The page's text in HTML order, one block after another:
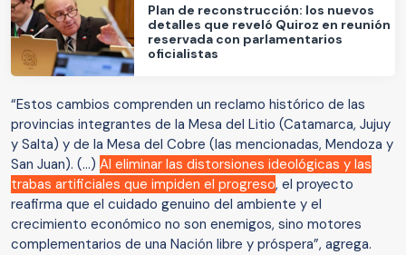
Plan de reconstrucción: los nuevos
detalles que reveló Quiroz en reunión
reservada con parlamentarios
oficialistas
“Estos cambios comprenden un reclamo histórico de las
provincias integrantes de la Mesa del Litio (Catamarca, Jujuy
y Salta) y de la Mesa del Cobre (las mencionadas, Mendoza y
San Juan). (...) Al eliminar las distorsiones ideológicas y las
trabas artificiales que impiden el progreso, el proyecto
reafirma que el cuidado genuino del ambiente y el
crecimiento económico no son enemigos, sino motores
complementarios de una Nación libre y próspera”, agrega.